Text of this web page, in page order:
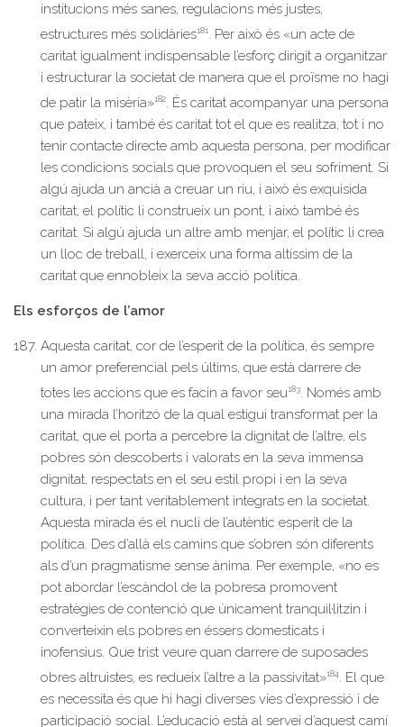
institucions més sanes, regulacions més justes,
estructures més solidàries181. Per això és «un acte de
caritat igualment indispensable l’esforç dirigit a organitzar
i estructurar la societat de manera que el proïsme no hagi
de patir la misèria»182. És caritat acompanyar una persona
que pateix, i també és caritat tot el que es realitza, tot i no
tenir contacte directe amb aquesta persona, per modificar
les condicions socials que provoquen el seu sofriment. Si
algú ajuda un ancià a creuar un riu, i això és exquisida
caritat, el polític li construeix un pont, i això també és
caritat. Si algú ajuda un altre amb menjar, el polític li crea
un lloc de treball, i exerceix una forma altíssim de la
caritat que ennobleix la seva acció política.
Els esforços de l’amor
Aquesta caritat, cor de l’esperit de la política, és sempre
un amor preferencial pels últims, que està darrere de
totes les accions que es facin a favor seu183. Només amb
una mirada l’horitzó de la qual estigui transformat per la
caritat, que el porta a percebre la dignitat de l’altre, els
pobres són descoberts i valorats en la seva immensa
dignitat, respectats en el seu estil propi i en la seva
cultura, i per tant veritablement integrats en la societat.
Aquesta mirada és el nucli de l’autèntic esperit de la
política. Des d’allà els camins que s’obren són diferents
als d’un pragmatisme sense ànima. Per exemple, «no es
pot abordar l’escàndol de la pobresa promovent
estratègies de contenció que únicament tranquil·litzin i
converteixin els pobres en éssers domesticats i
inofensius. Que trist veure quan darrere de suposades
obres altruistes, es redueix l’altre a la passivitat»184. El que
es necessita és que hi hagi diverses vies d’expressió i de
participació social. L’educació està al servei d’aquest camí